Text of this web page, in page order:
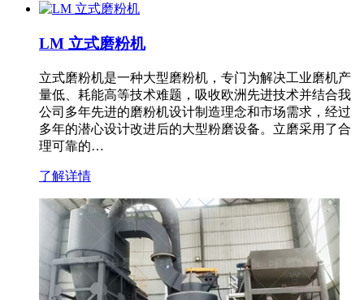
LM 立式磨粉机
立式磨粉机是一种大型磨粉机，专门为解决工业磨机产
量低、耗能高等技术难题，吸收欧洲先进技术并结合我
公司多年先进的磨粉机设计制造理念和市场需求，经过
多年的潜心设计改进后的大型粉磨设备。立磨采用了合
理可靠的…
了解详情